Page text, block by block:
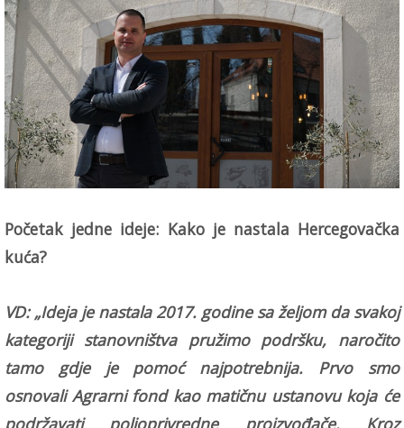
Početak jedne ideje: Kako je nastala Hercegovačka
kuća?
VD: „Ideja je nastala 2017. godine sa željom da svakoj
kategoriji stanovništva pružimo podršku, naročito
tamo gdje je pomoć najpotrebnija. Prvo smo
osnovali Agrarni fond kao matičnu ustanovu koja će
podržavati poljoprivredne proizvođače. Kroz